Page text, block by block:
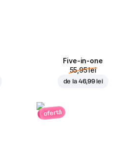
Five-in-one
55,95 lei
de la 46,99 lei
ofertă